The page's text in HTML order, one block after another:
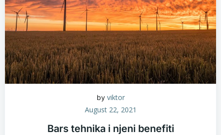
by viktor
August 22, 2021
Bars tehnika i njeni benefiti